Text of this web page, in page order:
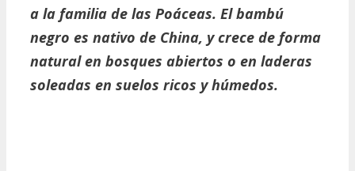
a la familia de las Poáceas. El bambú
negro es nativo de China, y crece de forma
natural en bosques abiertos o en laderas
soleadas en suelos ricos y húmedos.